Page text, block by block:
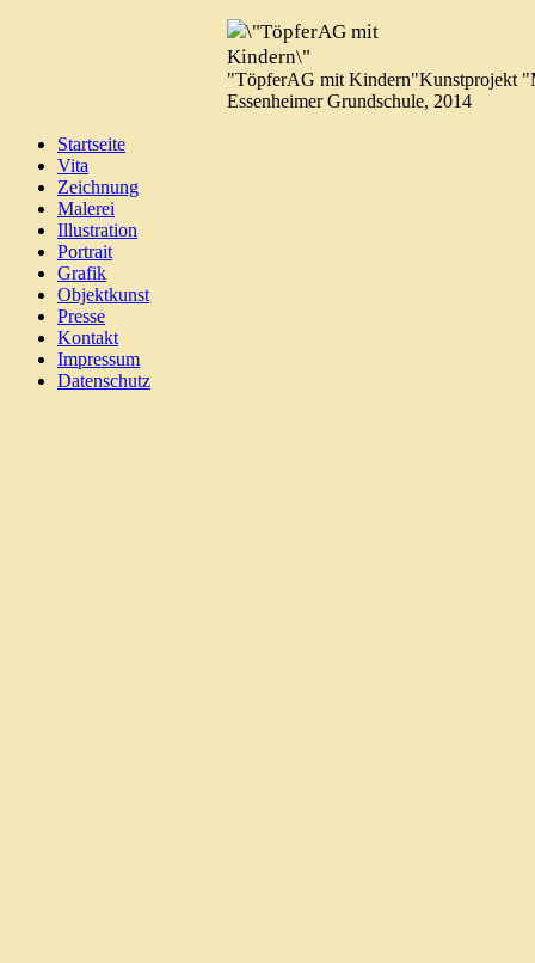
"TöpferAG mit Kindern"Kunstprojekt
Essenheimer Grundschule, 2014
Startseite
Vita
Zeichnung
Malerei
Illustration
Portrait
Grafik
Objektkunst
Presse
Kontakt
Impressum
Datenschutz